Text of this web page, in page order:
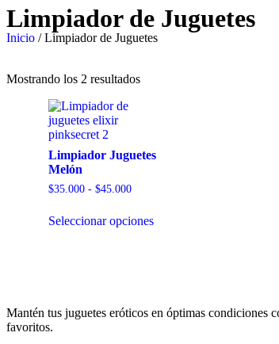
Limpiador de Juguetes
Inicio / Limpiador de Juguetes
Mostrando los 2 resultados
Limpiador Juguetes
Melón
$35.000 - $45.000
Seleccionar opciones
Mantén tus juguetes eróticos en óptimas condiciones
favoritos.